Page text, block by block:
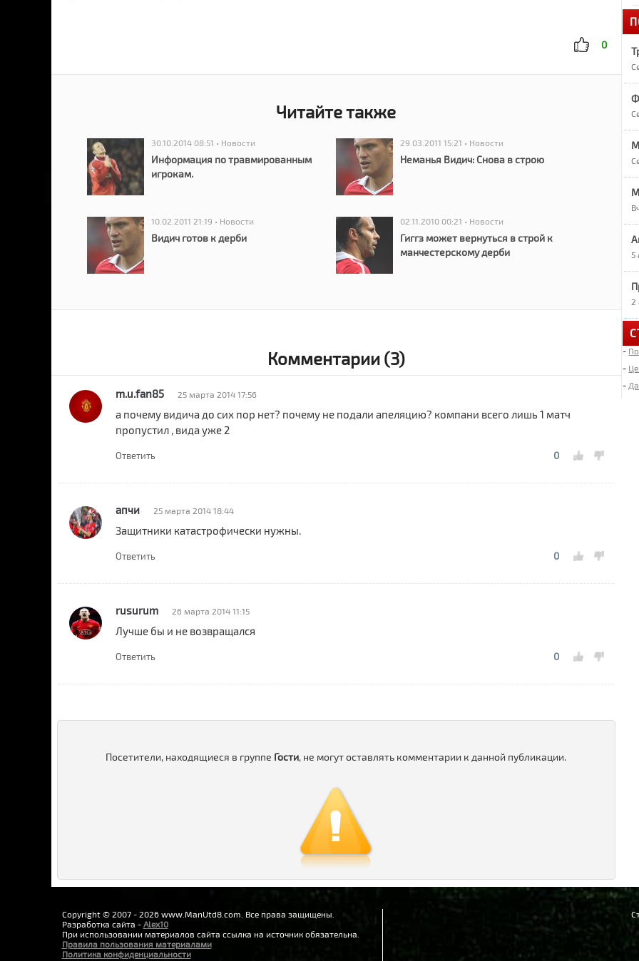
0
Читайте также
30.10.2014 08:51 • Новости
Информация по травмированным
игрокам.
29.03.2011 15:21 • Новости
Неманья Видич: Снова в строю
10.02.2011 21:19 • Новости
Видич готов к дерби
02.11.2010 00:21 • Новости
Гиггз может вернуться в строй к
манчестерскому дерби
Комментарии (3)
m.u.fan85 25 марта 2014 17:56
а почему видича до сих пор нет? почему не подали апеляцию? компани всего лишь 1 матч
пропустил , вида уже 2
Ответить 0
апчи 25 марта 2014 18:44
Защитники катастрофически нужны.
Ответить 0
rusurum 26 марта 2014 11:15
Лучше бы и не возвращался
Ответить 0
Посетители, находящиеся в группе Гости, не могут оставлять комментарии к данной публикации.
9
6
5
2
-
-
-
Copyright © 2007 - 2026 www.ManUtd8.com. Все права защищены.
Разработка сайта - Alex10
При использовании материалов сайта ссылка на источник обязательна.
Правила пользования материалами
Политика конфиденциальности